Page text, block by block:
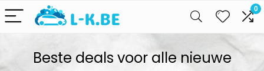
0
Beste deals voor alle nieuwe